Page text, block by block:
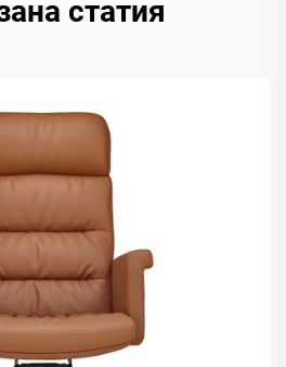
статия